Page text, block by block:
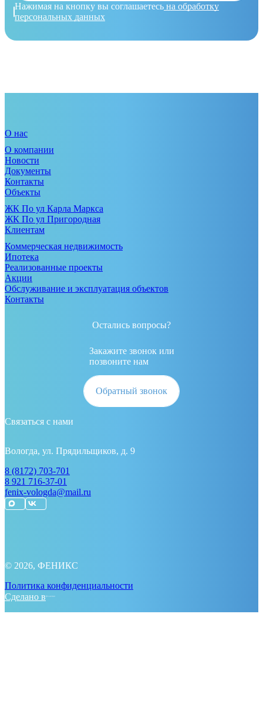
Нажимая на кнопку вы соглашаетесь на обработку
персональных данных
О нас
О компании
Новости
Документы
Контакты
Объекты
ЖК По ул Карла Маркса
ЖК По ул Пригородная
Клиентам
Коммерческая недвижимость
Ипотека
Реализованные проекты
Акции
Обслуживание и эксплуатация объектов
Контакты
Остались вопросы?
Закажите звонок или
позвоните нам
Обратный звонок
Связаться с нами
Вологда, ул. Прядильщиков, д. 9
8 (8172) 703-701
8 921 716-37-01
fenix-vologda@mail.ru
© 2026, ФЕНИКС
Политика конфиденциальности
Сделано в